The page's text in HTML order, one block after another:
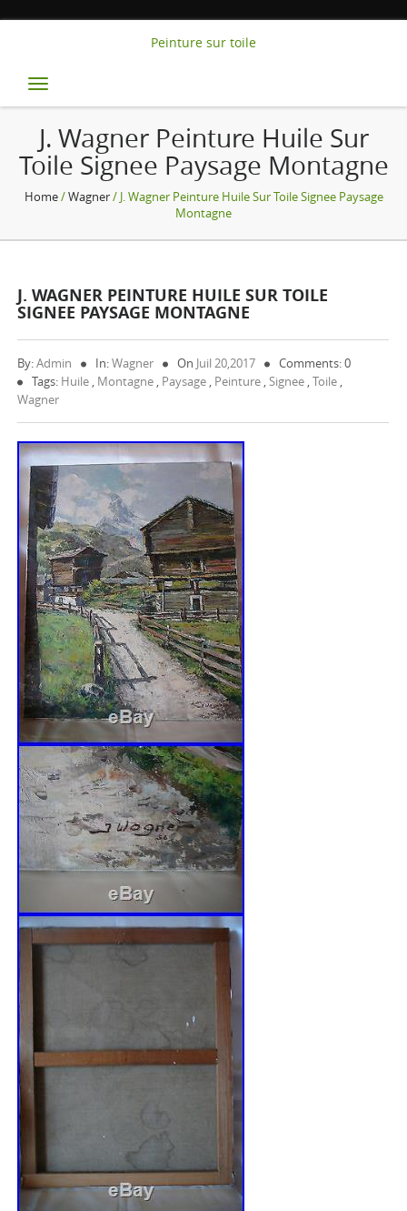
Peinture sur toile
Toggle
navigation
J. Wagner Peinture Huile Sur
Toile Signee Paysage Montagne
Home/Wagner/ J. Wagner Peinture Huile Sur Toile Signee Paysage
Montagne
J. WAGNER PEINTURE HUILE SUR TOILE
SIGNEE PAYSAGE MONTAGNE
By:Admin In:Wagner On Juil 20,2017
Comments: 0
Tags: Huile , Montagne , Paysage , Peinture ,Signee ,Toile ,
Wagner